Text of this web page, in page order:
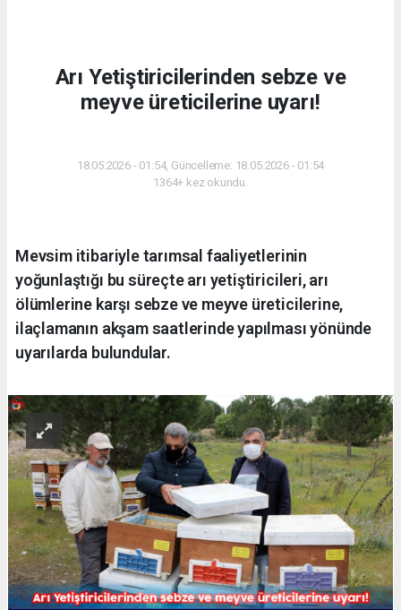
Arı Yetiştiricilerinden sebze ve
meyve üreticilerine uyarı!
18.05.2026 - 01:54, Güncelleme: 18.05.2026 - 01:54
1364+ kez okundu.
Mevsim itibariyle tarımsal faaliyetlerinin
yoğunlaştığı bu süreçte arı yetiştiricileri, arı
ölümlerine karşı sebze ve meyve üreticilerine,
ilaçlamanın akşam saatlerinde yapılması yönünde
uyarılarda bulundular.